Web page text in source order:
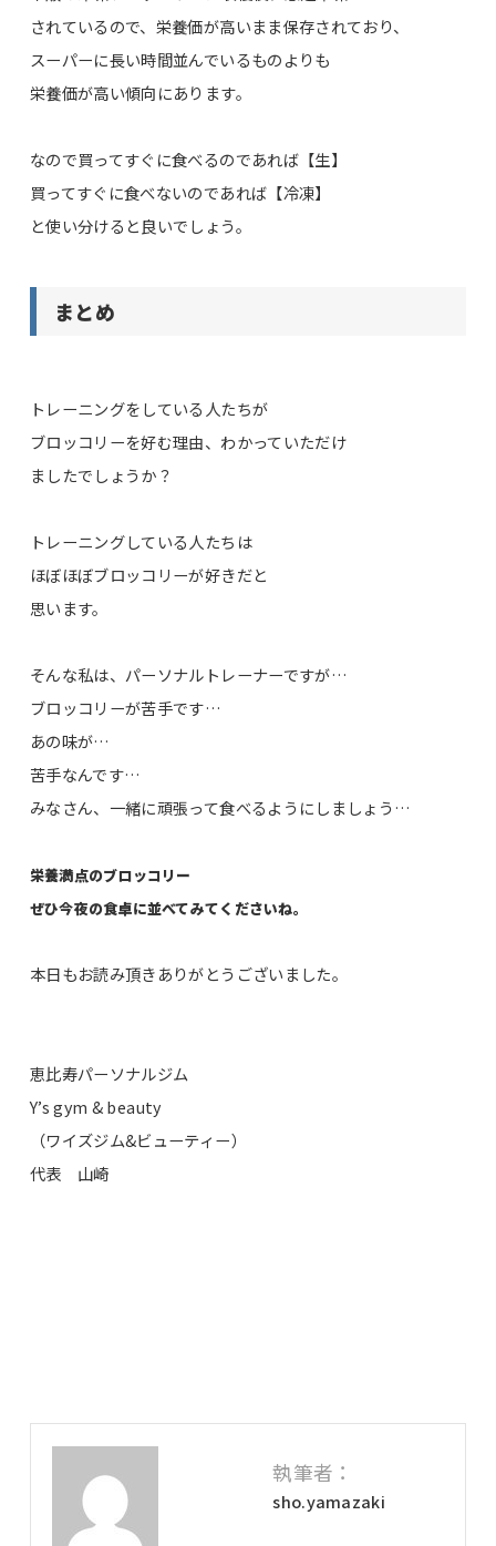
されているので、栄養価が高いまま保存されており、
スーパーに長い時間並んでいるものよりも
栄養価が高い傾向にあります。
なので買ってすぐに食べるのであれば【生】
買ってすぐに食べないのであれば【冷凍】
と使い分けると良いでしょう。
まとめ
トレーニングをしている人たちが
ブロッコリーを好む理由、わかっていただけ
ましたでしょうか？
トレーニングしている人たちは
ほぼほぼブロッコリーが好きだと
思います。
そんな私は、パーソナルトレーナーですが…
ブロッコリーが苦手です…
あの味が…
苦手なんです…
みなさん、一緒に頑張って食べるようにしましょう…
栄養満点のブロッコリー
ぜひ今夜の食卓に並べてみてくださいね。
本日もお読み頂きありがとうございました。
恵比寿パーソナルジム
Y’s gym & beauty
（ワイズジム&ビューティー）
代表 山崎
執筆者：
sho.yamazaki